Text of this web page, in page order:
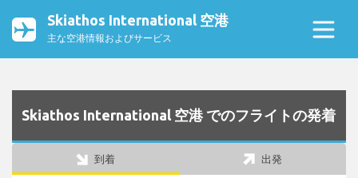
Skiathos International 空港
主な空港情報およびサービス
Skiathos International 空港 でのフライトの発着
到着 出発